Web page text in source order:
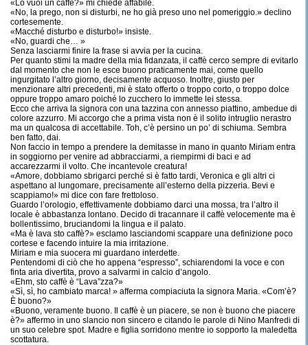
«Lo vuoi un caffè?» mi chiede affabile.
«No, la prego, non si disturbi, ne ho già preso uno nel pomeriggio.» declino
cortesemente.
«Macché disturbo e disturbo!» insiste.
«No, guardi che… »
Senza lasciarmi finire la frase si avvia per la cucina.
Per quanto stimi la madre della mia fidanzata, il caffè cerco sempre di evitarlo
dal momento che non le esce buono praticamente mai, come quello
ingurgitato l’altro giorno, decisamente acquoso. Inoltre, giusto per
menzionare altri precedenti, mi è stato offerto o troppo corto, o troppo dolce
oppure troppo amaro poiché lo zucchero lo immette lei stessa.
Ecco che arriva la signora con una tazzina con annesso piattino, ambedue di
colore azzurro. Mi accorgo che a prima vista non è il solito intruglio nerastro
ma un qualcosa di accettabile. Toh, c’è persino un po’ di schiuma. Sembra
ben fatto, dai.
Non faccio in tempo a prendere la demitasse in mano in quanto Miriam entra
in soggiorno per venire ad abbracciarmi, a riempirmi di baci e ad
accarezzarmi il volto. Che incantevole creatura!
«Amore, dobbiamo sbrigarci perché si è fatto tardi, Veronica e gli altri ci
aspettano al lungomare, precisamente all’esterno della pizzeria. Bevi e
scappiamo!» mi dice con fare frettoloso.
Guardo l’orologio, effettivamente dobbiamo darci una mossa, tra l’altro il
locale è abbastanza lontano. Decido di tracannare il caffè velocemente ma è
bollentissimo, bruciandomi la lingua e il palato.
«Ma è lava sto caffè?» esclamo lasciandomi scappare una definizione poco
cortese e facendo intuire la mia irritazione.
Miriam e mia suocera mi guardano interdette.
Pentendomi di ciò che ho appena “espresso”, schiarendomi la voce e con
finta aria divertita, provo a salvarmi in calcio d’angolo.
«Ehm, sto caffè è “Lava”zza?»
«Sì, sì, ho cambiato marca! » afferma compiaciuta la signora Maria. «Com’è?
È buono?»
«Buono, veramente buono. Il caffè è un piacere, se non è buono che piacere
è?» affermo in uno slancio non sincero e citando le parole di Nino Manfredi di
un suo celebre spot. Madre e figlia sorridono mentre io sopporto la maledetta
scottatura.